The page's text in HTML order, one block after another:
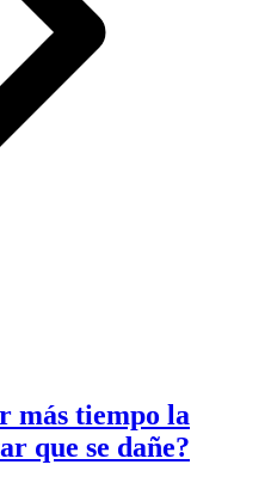
más tiempo la
que se dañe?